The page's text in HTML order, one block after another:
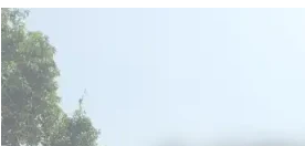
Vendor
Event
Produksi
: